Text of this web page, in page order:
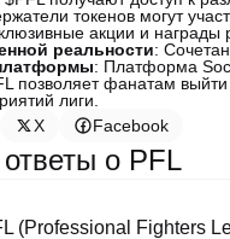
токенов могут
акции и награды
реальности:
: Платформа
позволяет фанатам
лиги.
X Facebook
о PFL
(Professional Fighters